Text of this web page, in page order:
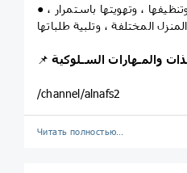
● ترتيب الغرفة الشخصيّة ، وتنظيفها ، وتهويتها باستمرار ،
📌والمـهارات السـلوكية
/channel/alnafs2
Читать полностью…